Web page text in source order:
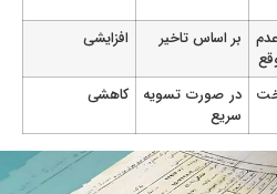
بر اساس تاخیر افزایشی
در صورت تسویه
سریع
کاهشی